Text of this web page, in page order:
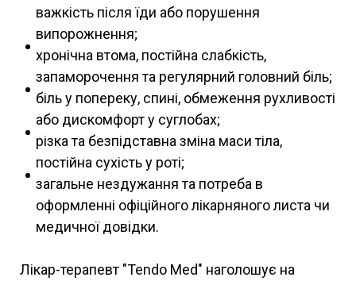
важкість після їди або порушення
випорожнення;
хронічна втома, постійна слабкість,
запаморочення та регулярний головний біль;
біль у попереку, спині, обмеження рухливості
або дискомфорт у суглобах;
різка та безпідставна зміна маси тіла,
постійна сухість у роті;
загальне нездужання та потреба в
оформленні офіційного лікарняного листа чи
медичної довідки.
Лікар-терапевт "Tendo Med" наголошує на